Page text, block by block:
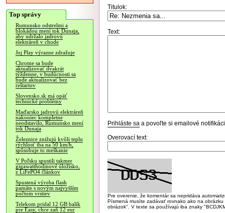
Top správy
Rumunsko odstrelmi a
blokádou mení tok Dunaja,
aby udržalo jadrovú
elektráreň v chode
Joj Play výrazne zdražuje
Chrome sa bude
aktualizovať dvakrát
týždenne, v budúcnosti sa
bude aktualizovať bez
reštartov
Slovensko.sk má opäť
technické problémy
Maďarsko jadrovú elektráreň
nakoniec kompletne
neodstavilo, Rumunsko mení
tok Dunaja
Železnice znižujú kvôli teplu
rýchlosť iba na 50 km/h,
spôsobuje to meškanie
V Poľsku spustili takmer
gigawatthodinové úložisko,
z LiFePO4 článkov
Spustená výroba flash
pamäte s novým najvyšším
počtom vrstiev
Telekom pridal 12 GB balík
pre Easy, chce zaň 12 eur
Titulok:
Text:
Prihláste sa a povoľte si emailové
Overovací text:
Pre overenie, že komentár sa nepridáva
Písmená musíte zadávať rovnako ako na
obrázok". V texte sa používajú iba znaky